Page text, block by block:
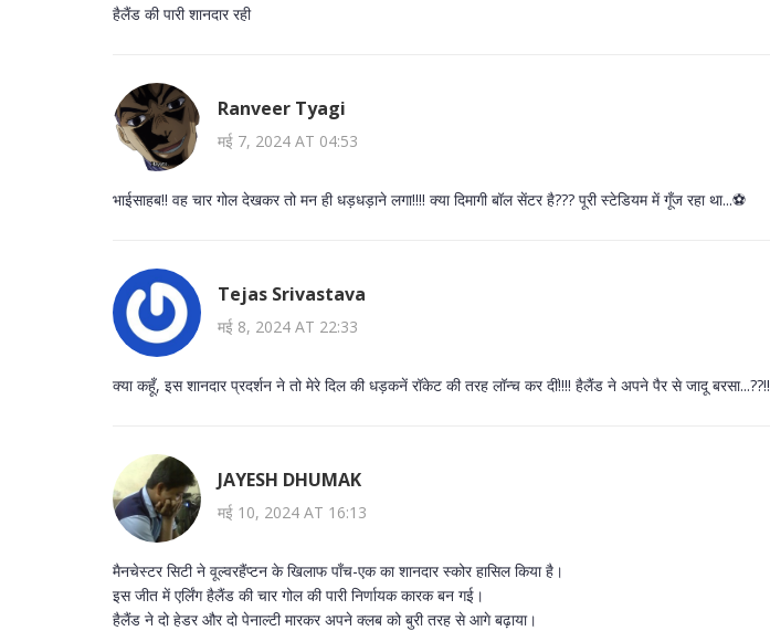
हैलैंड की पारी शानदार रही
Ranveer Tyagi
मई 7, 2024 AT 04:53
भाईसाहब!! वह चार गोल देखकर तो मन ही धड़धड़ाने लगा!!!! क्या दिमागी बॉल सेंटर है??? पूरी स्टेडियम में गूँज रहा था...⚽️
Tejas Srivastava
मई 8, 2024 AT 22:33
क्या कहूँ, इस शानदार प्रदर्शन ने तो मेरे दिल की धड़कनें रॉकेट की तरह लॉन्च कर दीं!!!! हैलैंड ने अपने पैर से जादू बरसा...??!!
JAYESH DHUMAK
मई 10, 2024 AT 16:13
मैनचेस्टर सिटी ने वूल्वरहैंप्टन के खिलाफ पाँच-एक का शानदार स्कोर हासिल किया है।
इस जीत में एर्लिंग हैलैंड की चार गोल की पारी निर्णायक कारक बन गई।
हैलैंड ने दो हेडर और दो पेनाल्टी मारकर अपने क्लब को बुरी तरह से आगे बढ़ाया।